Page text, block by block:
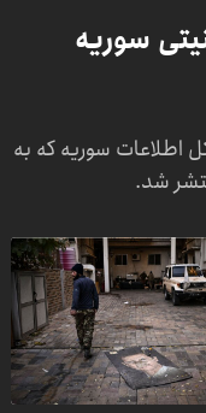
سوریه
اطلاعات سوریه که به
شد.